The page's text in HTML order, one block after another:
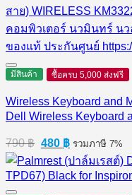
590 ฿.500 ฿.
มีสินค้า ซื้อครบ 5,000 ส่งฟรี
Wireless Keyboard and
Dell Wireless Keyboard
790฿ Original
price
was:
790 ฿.
480 ฿Current
price
is:
480 ฿.
รวมภาษี 7%